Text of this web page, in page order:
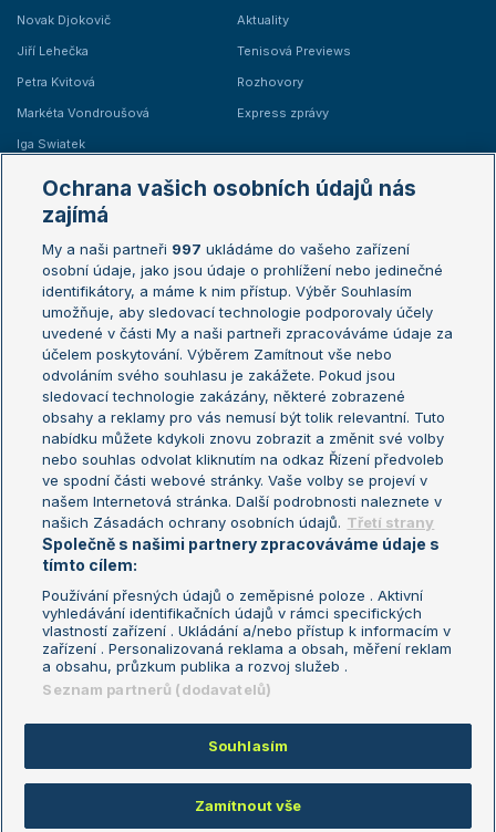
Novak Djokovič
Jiří Lehečka
Petra Kvitová
Markéta Vondroušová
Iga Swiatek
Aktuality
Tenisová Previews
Rozhovory
Express zprávy
Žebříčky
Žebříček ATP (muži)
Žebříček WTA (ženy)
Sázkařský žebříček
Australian Open
French Open
Wimbledon
US Open
Turnaj mistrů
Turnaj mistryň
Aktualní trendy
Fotbalové přestupy
Livesport Daily
LS Prague Open
Podmínky užití
Nastavení soukromí
GDPR a žurnalistika
Reklama
Kontakt
Informace o zpracování osobních
údajů
Copyright © 2008-2026 TenisPortal.cz. Využíváme zpravodajství ČTK.
Ochrana vašich osobních údajů nás
zajímá
My a naši partneři 997 ukládáme do vašeho zařízení
osobní údaje, jako jsou údaje o prohlížení nebo jedinečné
identifikátory, a máme k nim přístup. Výběr Souhlasím
umožňuje, aby sledovací technologie podporovaly účely
uvedené v části My a naši partneři zpracováváme údaje za
účelem poskytování. Výběrem Zamítnout vše nebo
odvoláním svého souhlasu je zakážete. Pokud jsou
sledovací technologie zakázány, některé zobrazené
obsahy a reklamy pro vás nemusí být tolik relevantní. Tuto
nabídku můžete kdykoli znovu zobrazit a změnit své volby
nebo souhlas odvolat kliknutím na odkaz Řízení předvoleb
ve spodní části webové stránky. Vaše volby se projeví v
našem Internetová stránka. Další podrobnosti naleznete v
našich Zásadách ochrany osobních údajů. Třetí strany
Společně s našimi partnery zpracováváme údaje s
tímto cílem:
Používání přesných údajů o zeměpisné poloze . Aktivní
vyhledávání identifikačních údajů v rámci specifických
vlastností zařízení . Ukládání a/nebo přístup k informacím v
zařízení . Personalizovaná reklama a obsah, měření reklam
a obsahu, průzkum publika a rozvoj služeb .
Seznam partnerů (dodavatelů)
Souhlasím
Zamítnout vše